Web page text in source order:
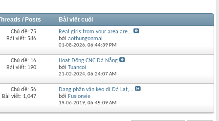
/ Posts Bài viết cuối
Chủ đề: 75
Bài viết: 586
Real girls from your area are...
bởiaothungonmai
01-08-2026,06:44:39 PM
Chủ đề: 16
Bài viết: 190
Hoạt Động CNC Đà Nẵng
bởiTuancoi
21-02-2024,06:24:07 AM
Chủ đề: 56
Bài viết: 1,047
Đang phân vân kèo đi Đà Lạt,...
bởi Fusionvie
19-06-2019,06:45:09 AM